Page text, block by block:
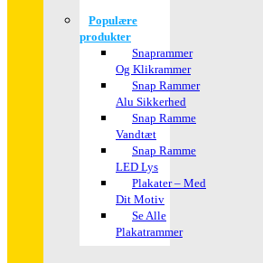
Populære
produkter
Snaprammer
Og Klikrammer
Snap Rammer
Alu Sikkerhed
Snap Ramme
Vandtæt
Snap Ramme
LED Lys
Plakater – Med
Dit Motiv
Se Alle
Plakatrammer